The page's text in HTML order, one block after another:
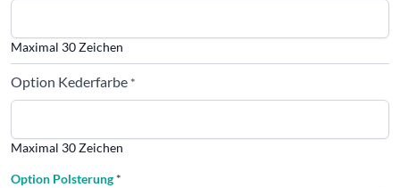
Maximal 30 Zeichen
Option Kederfarbe *
Maximal 30 Zeichen
Option Polsterung *